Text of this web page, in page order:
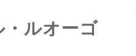
ルオーゴ